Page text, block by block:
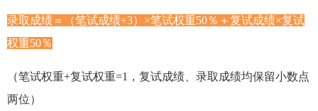
录取成绩＝（笔试成绩÷3）×笔试权重50％＋复试成绩×复试
权重50％
（笔试权重+复试权重=1，复试成绩、录取成绩均保留小数点
两位）